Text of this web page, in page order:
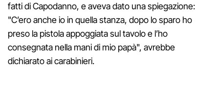
fatti di Capodanno, e aveva dato una spiegazione:
"C’ero anche io in quella stanza, dopo lo sparo ho
preso la pistola appoggiata sul tavolo e l’ho
consegnata nella mani di mio papà", avrebbe
dichiarato ai carabinieri.